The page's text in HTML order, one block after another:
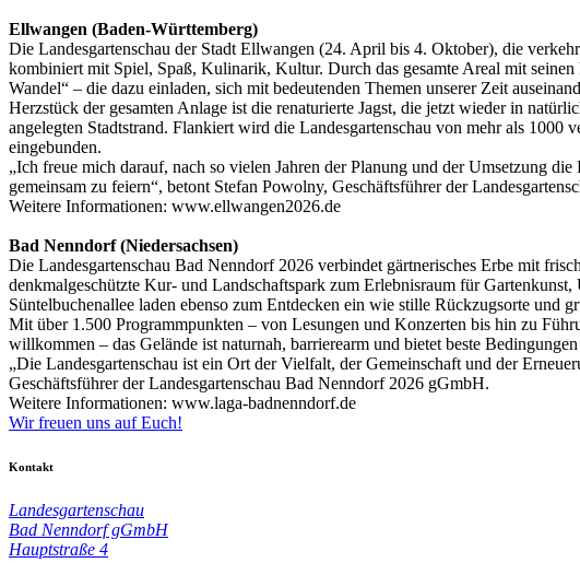
Ellwangen (Baden-Württemberg)
Die Landesgartenschau der Stadt Ellwangen (24. April bis 4. Oktober), die
kombiniert mit Spiel, Spaß, Kulinarik, Kultur. Durch das gesamte Areal mit
Wandel“ – die dazu einladen, sich mit bedeutenden Themen unserer Zeit
Herzstück der gesamten Anlage ist die renaturierte Jagst, die jetzt wieder in
angelegten Stadtstrand. Flankiert wird die Landesgartenschau von mehr als 1000
eingebunden.
„Ich freue mich darauf, nach so vielen Jahren der Planung und der Umsetzung
gemeinsam zu feiern“, betont Stefan Powolny, Geschäftsführer der
Weitere Informationen: www.ellwangen2026.de
Bad Nenndorf (Niedersachsen)
Die Landesgartenschau Bad Nenndorf 2026 verbindet gärtnerisches Erbe mit
denkmalgeschützte Kur- und Landschaftspark zum Erlebnisraum für
Süntelbuchenallee laden ebenso zum Entdecken ein wie stille Rückzugsorte und
Mit über 1.500 Programmpunkten – von Lesungen und Konzerten bis hin zu
willkommen – das Gelände ist naturnah, barrierearm und bietet beste
„Die Landesgartenschau ist ein Ort der Vielfalt, der Gemeinschaft und der
Geschäftsführer der Landesgartenschau Bad Nenndorf 2026 gGmbH.
Weitere Informationen: www.laga-badnenndorf.de
Wir freuen uns auf Euch!
Kontakt
Landesgartenschau
Bad Nenndorf gGmbH
Hauptstraße 4